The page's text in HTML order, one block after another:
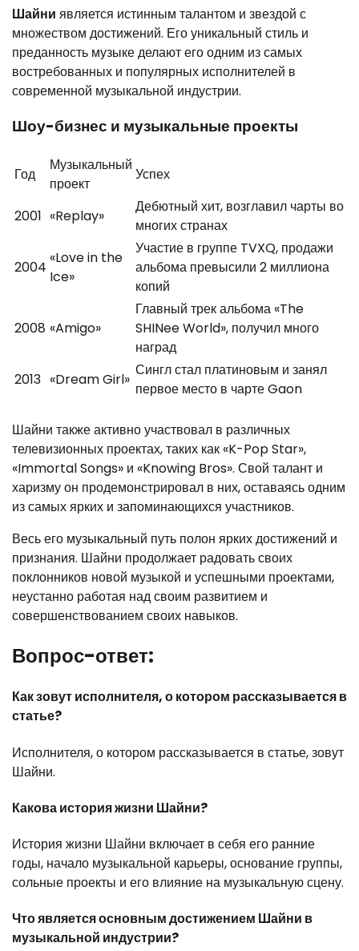
Шайни является истинным талантом и звездой с
множеством достижений. Его уникальный стиль и
преданность музыке делают его одним из самых
востребованных и популярных исполнителей в
современной музыкальной индустрии.
Шоу-бизнес и музыкальные проекты
Год
Музыкальный
проект
Успех
2001 «Replay»
Дебютный хит, возглавил чарты во
многих странах
2004
«Love in the
Ice»
Участие в группе TVXQ, продажи
альбома превысили 2 миллиона
копий
2008 «Amigo»
Главный трек альбома «The
SHINee World», получил много
наград
2013 «Dream Girl»
Сингл стал платиновым и занял
первое место в чарте Gaon
Шайни также активно участвовал в различных
телевизионных проектах, таких как «K-Pop Star»,
«Immortal Songs» и «Knowing Bros». Свой талант и
харизму он продемонстрировал в них, оставаясь одним
из самых ярких и запоминающихся участников.
Весь его музыкальный путь полон ярких достижений и
признания. Шайни продолжает радовать своих
поклонников новой музыкой и успешными проектами,
неустанно работая над своим развитием и
совершенствованием своих навыков.
Вопрос-ответ:
Как зовут исполнителя, о котором рассказывается в
статье?
Исполнителя, о котором рассказывается в статье, зовут
Шайни.
Какова история жизни Шайни?
История жизни Шайни включает в себя его ранние
годы, начало музыкальной карьеры, основание группы,
сольные проекты и его влияние на музыкальную сцену.
Что является основным достижением Шайни в
музыкальной индустрии?